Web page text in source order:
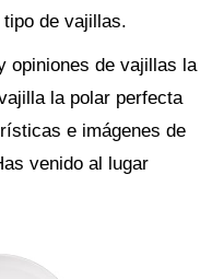
de vajillas.
opiniones de vajillas la
la polar perfecta
e imágenes de
venido al lugar